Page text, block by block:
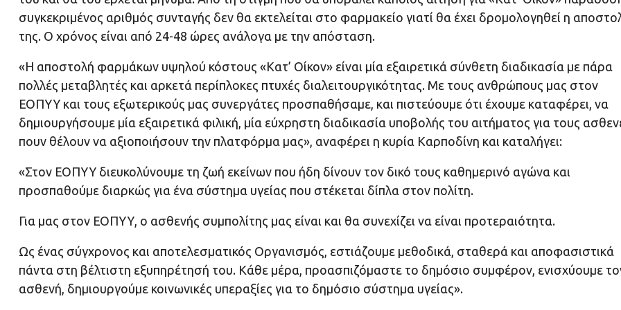
συγκεκριμένος αριθμός συνταγής δεν θα εκτελείται στο φαρμακείο γιατί θα έχει δρομολογηθεί η
της. Ο χρόνος είναι από 24-48 ώρες ανάλογα με την απόσταση.
«Η αποστολή φαρμάκων υψηλού κόστους «Κατ’ Οίκον» είναι μία εξαιρετικά σύνθετη διαδικασία με πάρα
πολλές μεταβλητές και αρκετά περίπλοκες πτυχές διαλειτουργικότητας. Με τους ανθρώπους μας στον
ΕΟΠΥΥ και τους εξωτερικούς μας συνεργάτες προσπαθήσαμε, και πιστεύουμε ότι έχουμε καταφέρει, να
δημιουργήσουμε μία εξαιρετικά φιλική, μία εύχρηστη διαδικασία υποβολής του αιτήματος για τους
πουν θέλουν να αξιοποιήσουν την πλατφόρμα μας», αναφέρει η κυρία Καρποδίνη και καταλήγει:
«Στον ΕΟΠΥΥ διευκολύνουμε τη ζωή εκείνων που ήδη δίνουν τον δικό τους καθημερινό αγώνα και
προσπαθούμε διαρκώς για ένα σύστημα υγείας που στέκεται δίπλα στον πολίτη.
Για μας στον ΕΟΠΥΥ, ο ασθενής συμπολίτης μας είναι και θα συνεχίζει να είναι προτεραιότητα.
Ως ένας σύγχρονος και αποτελεσματικός Οργανισμός, εστιάζουμε μεθοδικά, σταθερά και αποφασιστικά
πάντα στη βέλτιστη εξυπηρέτησή του. Κάθε μέρα, προασπιζόμαστε το δημόσιο συμφέρον, ενισχύουμε
ασθενή, δημιουργούμε κοινωνικές υπεραξίες για το δημόσιο σύστημα υγείας».